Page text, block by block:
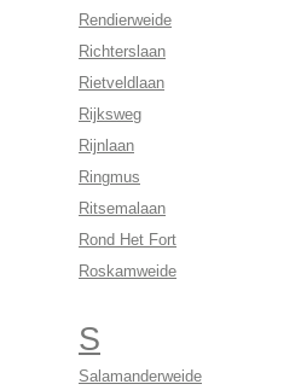
Rendierweide
Richterslaan
Rietveldlaan
Rijksweg
Rijnlaan
Ringmus
Ritsemalaan
Rond Het Fort
Roskamweide
S
Salamanderweide